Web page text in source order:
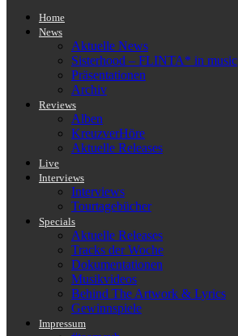
Home
News
Aktuelle News
Sisterhood – FLINTA* in music
Präsentationen
Archiv
Reviews
Alben
KreuzverHöre
Aktuelle Releases
Live
Interviews
Interviews
Tourtagebücher
Specials
Aktuelle Releases
Tracks der Woche
Dokumentationen
Musikvideos
Behind The Artwork & Lyrics
Gewinnspiele
Impressum